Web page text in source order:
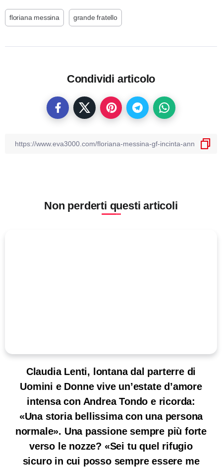
floriana messina grande fratello
Condividi articolo
Non perderti questi articoli
Claudia Lenti, lontana dal parterre di
Uomini e Donne vive un’estate d’amore
intensa con Andrea Tondo e ricorda:
«Una storia bellissima con una persona
normale». Una passione sempre più forte
verso le nozze? «Sei tu quel rifugio
sicuro in cui posso sempre essere me